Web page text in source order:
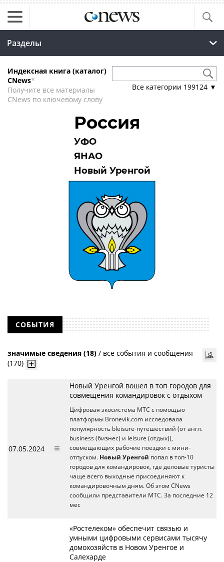
Разделы
Индексная книга (каталог)
CNews*
Получите все материалы
CNews по ключевому слову
Все категории 199124 ▼
Россия
УФО
ЯНАО
Новый Уренгой
СОБЫТИЯ
значимые сведения (18) / все события и сообщения
(170)
07.05.2024
Новый Уренгой вошел в топ городов для
совмещения командировок с отдыхом
Цифровая экосистема МТС с помощью
платформы Bronevik.com исследовала
популярность bleisure-путешествий (от англ.
business (бизнес) и leisure (отдых)),
совмещающих рабочие поездки с мини-
отпуском. Новый Уренгой попал в топ-10
городов для командировок, где деловые туристы
чаще всего выходные присоединяют к
командировочным дням. Об этом CNews
сообщили представители МТС. За последние 12
мес
«Ростелеком» обеспечит связью и
умными цифровыми сервисами тысячу
домохозяйств в Новом Уренгое и
Салехарде